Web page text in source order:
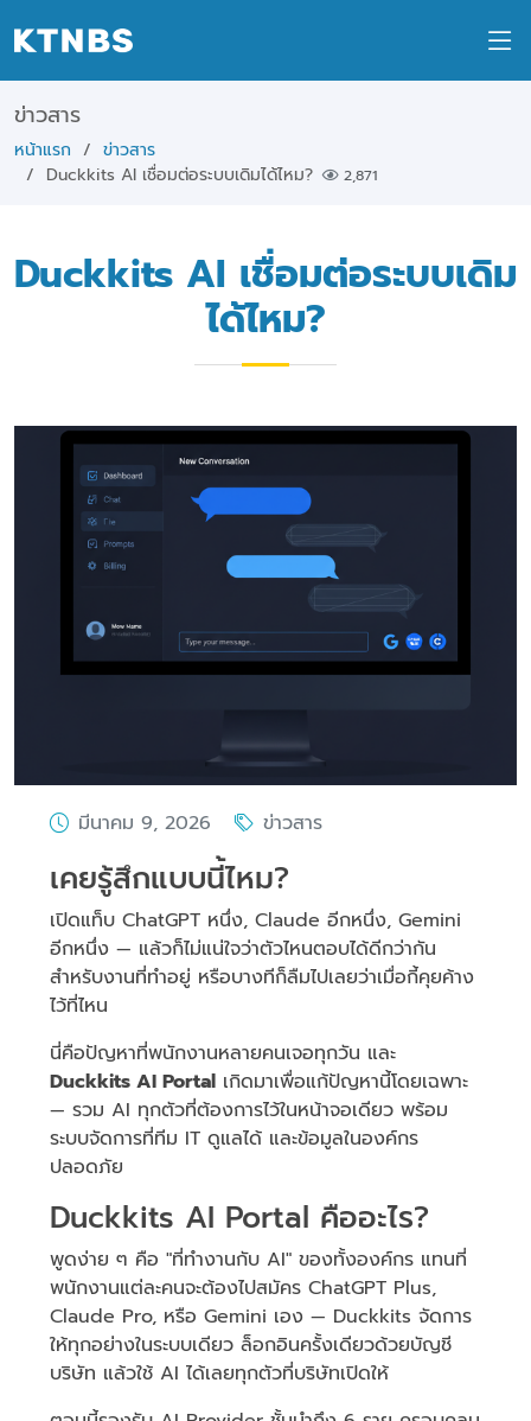
ข่าวสาร
หน้าแรก
ข่าวสาร
Duckkits AI เชื่อมต่อระบบเดิมได้ไหม?
2,871
Duckkits AI เชื่อมต่อระบบเดิม
ได้ไหม?
มีนาคม 9, 2026 ข่าวสาร
เคยรู้สึกแบบนี้ไหม?
เปิดแท็บ ChatGPT หนึ่ง, Claude อีกหนึ่ง, Gemini
อีกหนึ่ง — แล้วก็ไม่แน่ใจว่าตัวไหนตอบได้ดีกว่ากัน
สำหรับงานที่ทำอยู่ หรือบางทีก็ลืมไปเลยว่าเมื่อกี้คุยค้าง
ไว้ที่ไหน
นี่คือปัญหาที่พนักงานหลายคนเจอทุกวัน และ
Duckkits AI Portal เกิดมาเพื่อแก้ปัญหานี้โดยเฉพาะ
— รวม AI ทุกตัวที่ต้องการไว้ในหน้าจอเดียว พร้อม
ระบบจัดการที่ทีม IT ดูแลได้ และข้อมูลในองค์กร
ปลอดภัย
Duckkits AI Portal คืออะไร?
พูดง่าย ๆ คือ "ที่ทำงานกับ AI" ของทั้งองค์กร แทนที่
พนักงานแต่ละคนจะต้องไปสมัคร ChatGPT Plus,
Claude Pro, หรือ Gemini เอง — Duckkits จัดการ
ให้ทุกอย่างในระบบเดียว ล็อกอินครั้งเดียวด้วยบัญชี
บริษัท แล้วใช้ AI ได้เลยทุกตัวที่บริษัทเปิดให้